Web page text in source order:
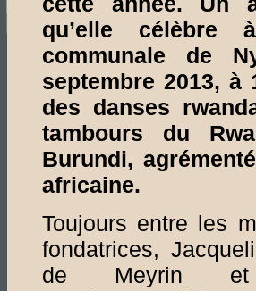
qu’elle célèbre
communale de
septembre 2013, à
des danses
tambours du
Burundi,
africaine.
Toujours entre les
fondatrices,
de Meyrin et